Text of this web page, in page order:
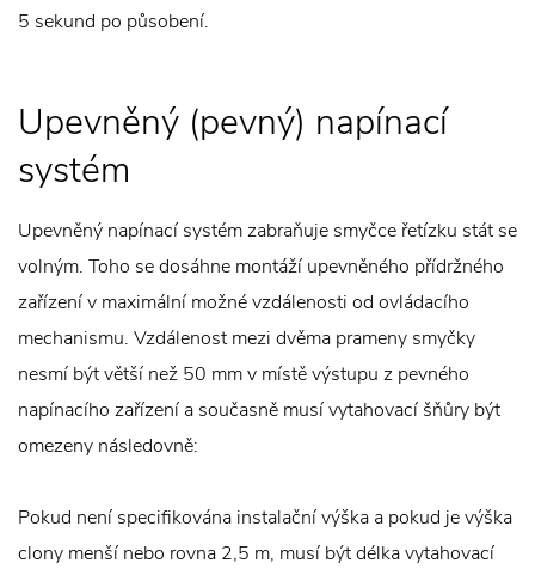
5 sekund po působení.
Upevněný (pevný) napínací
systém
Upevněný napínací systém zabraňuje smyčce řetízku stát se
volným. Toho se dosáhne montáží upevněného přídržného
zařízení v maximální možné vzdálenosti od ovládacího
mechanismu. Vzdálenost mezi dvěma prameny smyčky
nesmí být větší než 50 mm v místě výstupu z pevného
napínacího zařízení a současně musí vytahovací šňůry být
omezeny následovně:
Pokud není specifikována instalační výška a pokud je výška
clony menší nebo rovna 2,5 m, musí být délka vytahovací